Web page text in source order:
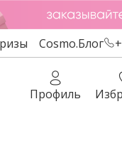
Cosmo.Блог
Профиль